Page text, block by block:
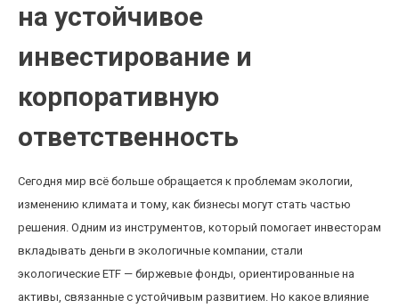
на устойчивое
инвестирование и
корпоративную
ответственность
Сегодня мир всё больше обращается к проблемам экологии,
изменению климата и тому, как бизнесы могут стать частью
решения. Одним из инструментов, который помогает инвесторам
вкладывать деньги в экологичные компании, стали
экологические ETF — биржевые фонды, ориентированные на
активы, связанные с устойчивым развитием. Но какое влияние